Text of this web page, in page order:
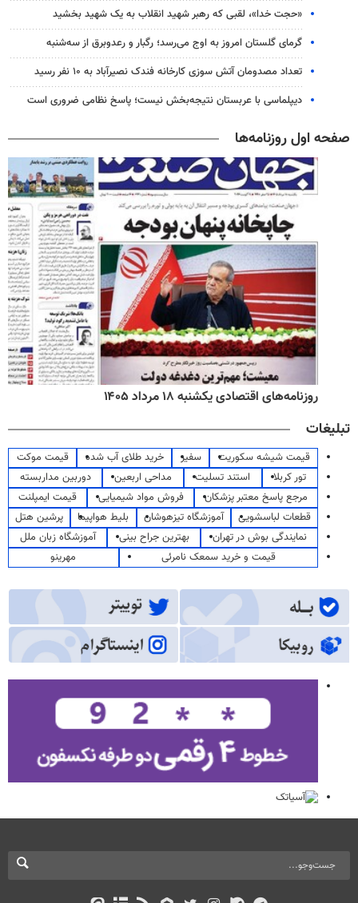
«حجت خدا»، لقبی که رهبر شهید انقلاب به یک شهید بخشید
گرمای گلستان امروز به اوج می‌رسد؛ رگبار و رعدوبرق از سه‌شنبه
تعداد مصدومان آتش سوزی کارخانه فندک نصیرآباد به ۱۰ نفر رسید
دیپلماسی با عربستان نتیجه‌بخش نیست؛ پاسخ نظامی ضروری است
صفحه اول روزنامه‌ها
روزنامه‌های اقتصادی یکشنبه ۱۸ مرداد ۱۴۰۵
تبلیغات
قیمت شیشه سکوریت سفیر خرید طلای آب شده
قیمت موکت
تور کربلا
استند تسلیت مداحی اربعین
دوربین مداربسته
مرجع پاسخ معتبر پزشکان
فروش مواد شیمیایی
قیمت ایمپلنت
قطعات لباسشویی
آموزشگاه تیزهوشان بلیط هواپیما
پرشین هتل
نمایندگی بوش در تهران
بهترین جراح بینی
آموزشگاه زبان ملل
قیمت و خرید سمعک نامرئی
مهرینو